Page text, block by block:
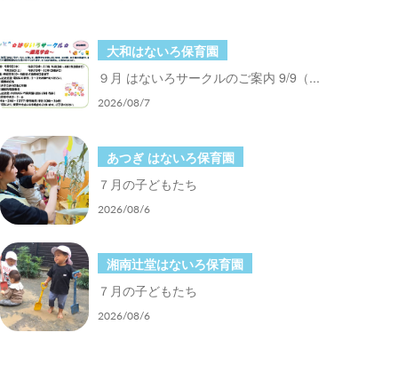
大和はないろ保育園
９月 はないろサークルのご案内 9/9（...
2026/08/7
あつぎ はないろ保育園
７月の子どもたち
2026/08/6
湘南辻堂はないろ保育園
７月の子どもたち
2026/08/6